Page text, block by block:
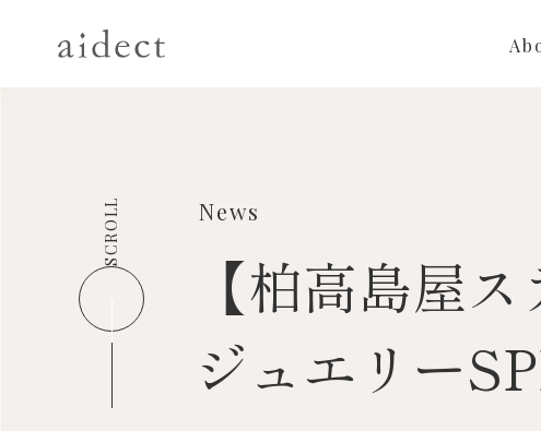
Buying
News
【柏高島屋
ジュエリー
SCROLL